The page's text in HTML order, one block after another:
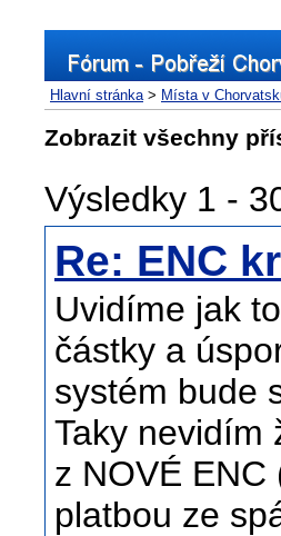
Hlavní stránka> Místa v
Zobrazit všechny
Výsledky 1 -
Re: ENC
Uvidíme jak
částky a
systém bude
Taky nevidím
z NOVÉ
platbou ze